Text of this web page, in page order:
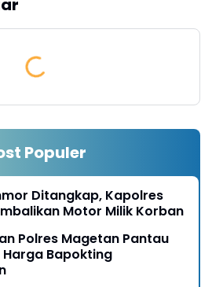
Populer
Ditangkap, Kapolres
Motor Milik Korban
Polres Magetan Pantau
Bapokting